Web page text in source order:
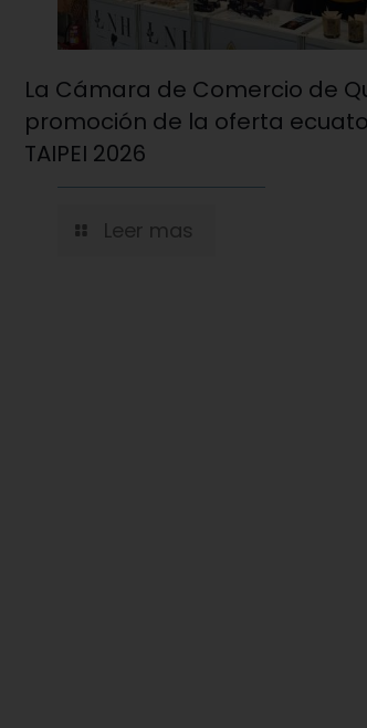
La Cámara de Comercio de
promoción de la oferta
TAIPEI 2026
Leer mas